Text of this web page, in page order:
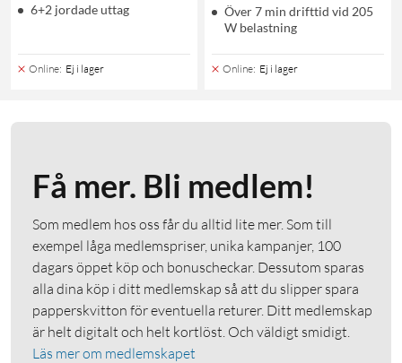
6+2 jordade uttag
Online: Ej i lager
Över 7 min drifttid vid 205
W belastning
Online: Ej i lager
Få mer. Bli medlem!
Som medlem hos oss får du alltid lite mer. Som till
exempel låga medlemspriser, unika kampanjer, 100
dagars öppet köp och bonuscheckar. Dessutom sparas
alla dina köp i ditt medlemskap så att du slipper spara
papperskvitton för eventuella returer. Ditt medlemskap
är helt digitalt och helt kortlöst. Och väldigt smidigt.
Läs mer om medlemskapet